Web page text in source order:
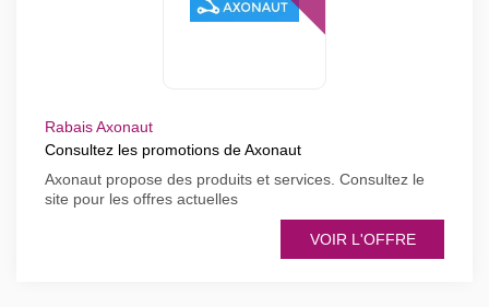
Rabais Axonaut
Consultez les promotions de Axonaut
Axonaut propose des produits et services. Consultez le
site pour les offres actuelles
VOIR L'OFFRE